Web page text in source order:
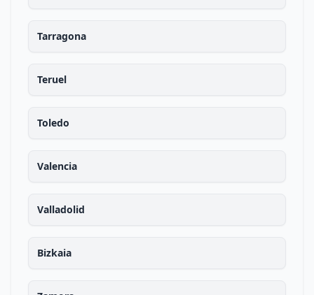
Tarragona
Teruel
Toledo
Valencia
Valladolid
Bizkaia